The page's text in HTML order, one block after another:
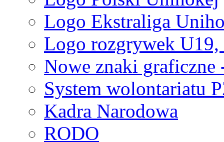
Logo Ekstraliga
Logo rozgrywek
Nowe znaki graficzne
System wolontariatu
Kadra Narodowa
RODO